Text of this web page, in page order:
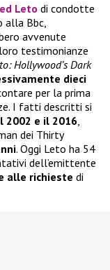
Leto di condotte
alla Bbc,
avvenute
testimonianze
Hollywood’s Dark
dieci
per la prima
I fatti descritti si
2002 e il 2016
dei Thirty
. Oggi Leto ha 54
dell’emittente
alle richieste di